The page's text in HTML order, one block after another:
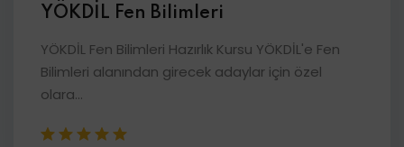
YÖKDİL Fen Bilimleri
YÖKDİL Fen Bilimleri Hazırlık Kursu YÖKDİL'e Fen
Bilimleri alanından girecek adaylar için özel
olara...